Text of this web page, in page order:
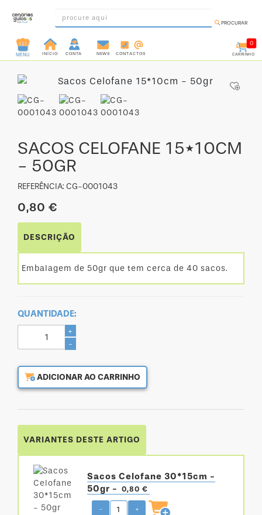
INGREDIENTES
PRÉ-
PRONTOS
FORMAS
UTENSÍLIOS
DECORAÇÃO
DESCARTÁVEIS
PROCURAR
MENU INÍCIO CONTA NEWS CONTACTOS
0
CARRINHO
SACOS CELOFANE 15*10CM
- 50GR
REFERÊNCIA: CG-0001043
0,80 €
DESCRIÇÃO
Embalagem de 50gr que tem cerca de 40 sacos.
QUANTIDADE:
+
-
ADICIONAR AO CARRINHO
VARIANTES DESTE ARTIGO
Sacos Celofane 30*15cm -
50gr -
0,80 €
- +